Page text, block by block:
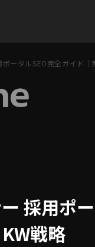
ータルSEO完全ガイド
採用ポ
戦略